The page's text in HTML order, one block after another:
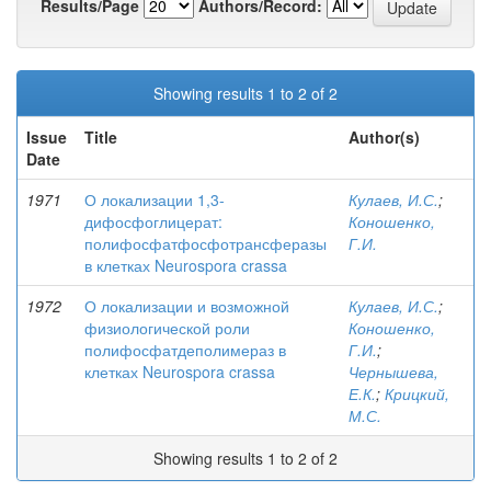
Results/Page
Authors/Record:
Showing results 1 to 2 of 2
Issue
Date
Title Author(s)
1971
О локализации 1,3-
дифосфоглицерат:
полифосфатфосфотрансферазы
в клетках Neurospora crassa
Кулаев, И.С.;
Коношенко,
Г.И.
1972
О локализации и возможной
физиологической роли
полифосфатдеполимераз в
клетках Neurospora crassa
Кулаев, И.С.;
Коношенко,
Г.И.;
Чернышева,
Е.К.; Крицкий,
М.С.
Showing results 1 to 2 of 2